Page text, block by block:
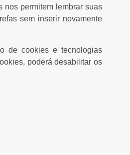
nos permitem lembrar suas
sem inserir novamente
de cookies e tecnologias
poderá desabilitar os